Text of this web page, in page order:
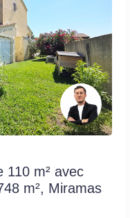
110 m² avec
m², Miramas